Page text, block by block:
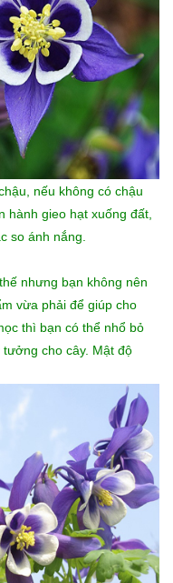
nếu không có chậu
hành gieo hạt xuống đất,
so ánh nắng.
nhưng bạn không nên
vừa phải để giúp cho
thì bạn có thể nhổ bỏ
cho cây. Mật độ